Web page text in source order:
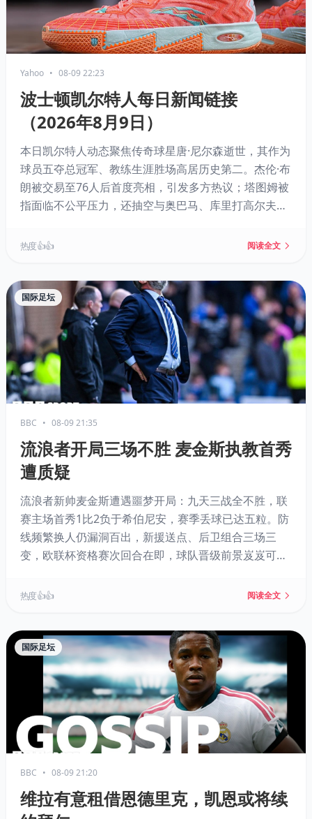
Yahoo • 08-09 22:23
波士顿凯尔特人每日新闻链接
（2026年8月9日）
本日凯尔特人动态聚焦传奇球星唐·尼尔森逝世，其作为
球员五夺总冠军、教练生涯胜场高居历史第二。杰伦·布
朗被交易至76人后首度亮相，引发多方热议；塔图姆被
指面临不公平压力，还抽空与奥巴马、库里打高尔夫。
贡献，以及WNBA选秀风波等，信息量丰富。
热度 👍👍 阅读全文
国际足坛
BBC • 08-09 21:35
流浪者开局三场不胜 麦金斯执教首秀
遭质疑
流浪者新帅麦金斯遭遇噩梦开局：九天三战全不胜，联
赛主场首秀1比2负于希伯尼安，赛季丢球已达五粒。防
线频繁换人仍漏洞百出，新援送点、后卫组合三场三
变，欧联杯资格赛次回合在即，球队晋级前景岌岌可
不容缓，而主力前锋意外受伤更令补强计划平添变数。
热度 👍👍 阅读全文
国际足坛
BBC • 08-09 21:20
维拉有意租借恩德里克，凯恩或将续